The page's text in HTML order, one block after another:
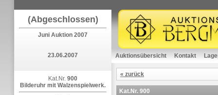
(Abgeschlossen)
Juni Auktion 2007
23.06.2007
Kat.Nr. 900
Bilderuhr mit Walzenspielwerk.
Auktionsübersicht Kontakt
« zurück
Kat.Nr. 900